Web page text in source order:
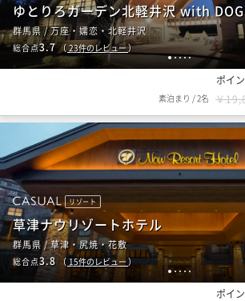
12345
ゆとりろガーデン北軽井沢 with
群馬県 / 万座・嬬恋・北軽井沢
総合点3.7（ 23件のレビュー）
ポイ
素泊まり /2名 ￥
1 23 4 5
リゾート
草津ナウリゾートホテル
群馬県 / 草津・尻焼・花敷
総合点3.8 （ 15件のレビュー ）
ポイ